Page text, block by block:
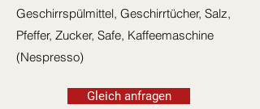
Geschirrspülmittel, Geschirrtücher, Salz,
Pfeffer, Zucker, Safe, Kaffeemaschine
(Nespresso)
Gleich anfragen